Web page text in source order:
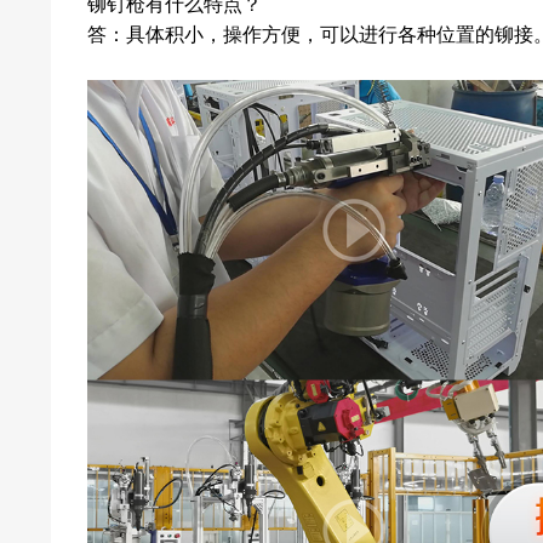
铆钉枪有什么特点？
答：具体积小，操作方便，可以进行各种位置的铆接